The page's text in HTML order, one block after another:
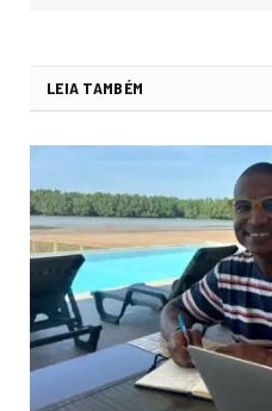
LEIA TAMBÉM